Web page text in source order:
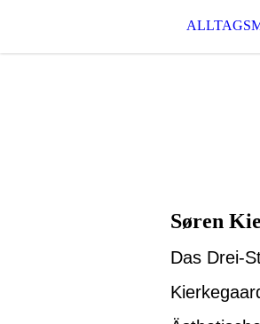
Søren
Das Drei-